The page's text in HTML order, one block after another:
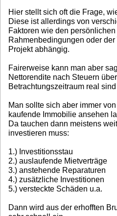
Hier stellt sich oft die Frage,
Diese ist allerdings von
Faktoren wie den
Rahmenbedingungen oder
Projekt abhängig.
Fairerweise kann man aber
Nettorendite nach Steuern
Betrachtungszeitraum real
Man sollte sich aber immer
kaufende Immobilie ansehen
Da tauchen dann meistens
investieren muss:
1.) Investitionsstau
2.) auslaufende Mietverträge
3.) anstehende Reparaturen
4.) zusätzliche Investitionen
5.) versteckte Schäden u.a.
Dann wird aus der erhofften